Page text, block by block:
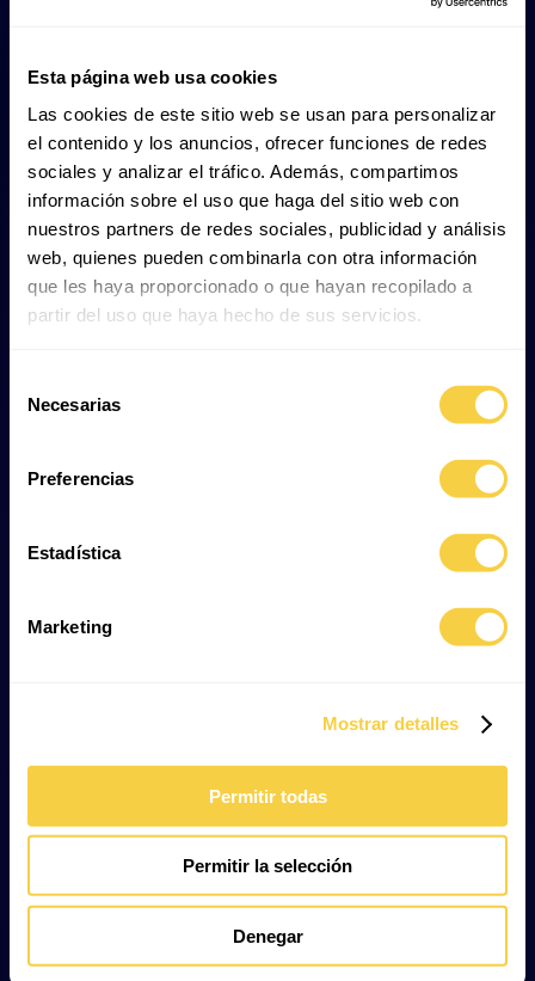
Esta página web usa cookies
Las cookies de este sitio web se usan para personalizar
el contenido y los anuncios, ofrecer funciones de redes
sociales y analizar el tráfico. Además, compartimos
información sobre el uso que haga del sitio web con
nuestros partners de redes sociales, publicidad y análisis
web, quienes pueden combinarla con otra información
que les haya proporcionado o que hayan recopilado a
partir del uso que haya hecho de sus servicios.
Necesarias
Preferencias
Estadística
Marketing
Mostrar detalles
Permitir todas
Permitir la selección
Denegar
Das Siam-Krokodil zeigt ein faszinierendes
Zusammenspiel aus sozialem verhalten,
Fortpflanzungsstrategien und ökologischer
Bedeutung, das seine Rolle als Schlüsselart in
tropischen Lebensräumen unterstreicht.
Soziales Verhalten:
Mehrere Tiere können sich einen Lebensraum
teilen, sind jedoch territorial.
tagsüber häufig.
Krokodile schwitzen nicht; sie öffnen ihr Maul,
Sie verfügen über ausgezeichnetes Gehör und
Ihre Zähne erneuern sich laufend – bis zu 8.000
Paarungszeit zwischen April und Mai.
Das Weibchen legt 15 bis 50 Eier, die nach 70–80
Tagen schlüpfen.
Temperatur während der Brutzeit ab.